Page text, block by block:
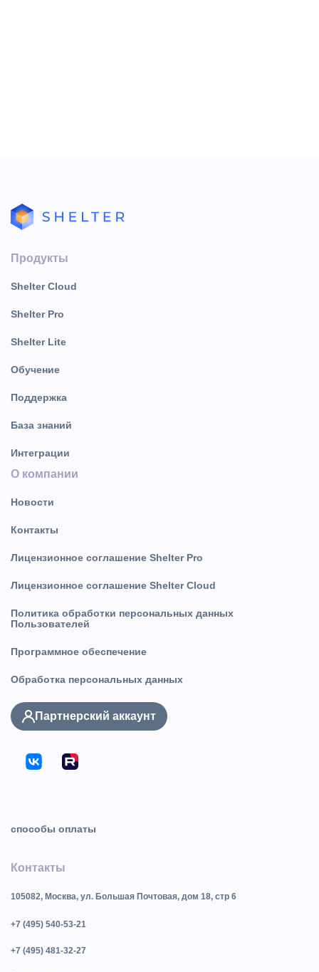
Продукты
Shelter Cloud
Shelter Pro
Shelter Lite
Обучение
Поддержка
База знаний
Интеграции
О компании
Новости
Контакты
Лицензионное соглашение Shelter Pro
Лицензионное соглашение Shelter Cloud
Политика обработки персональных данных
Пользователей
Программное обеспечение
Обработка персональных данных
Партнерский аккаунт
способы оплаты
Контакты
105082, Москва, ул. Большая Почтовая, дом 18, стр 6
+7 (495) 540-53-21
+7 (495) 481-32-27